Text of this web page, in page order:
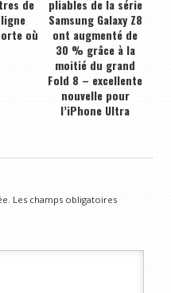
de
où
pliables de la série
Samsung Galaxy Z8
ont augmenté de
30 % grâce à la
moitié du grand
Fold 8 – excellente
nouvelle pour
l’iPhone Ultra
Les champs obligatoires